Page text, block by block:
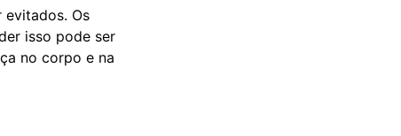
evitados. Os
isso pode ser
no corpo e na